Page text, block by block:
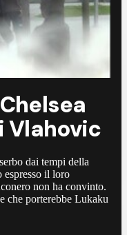
Vlahovic
dai tempi della
espresso il loro
non ha convinto.
che porterebbe Lukaku